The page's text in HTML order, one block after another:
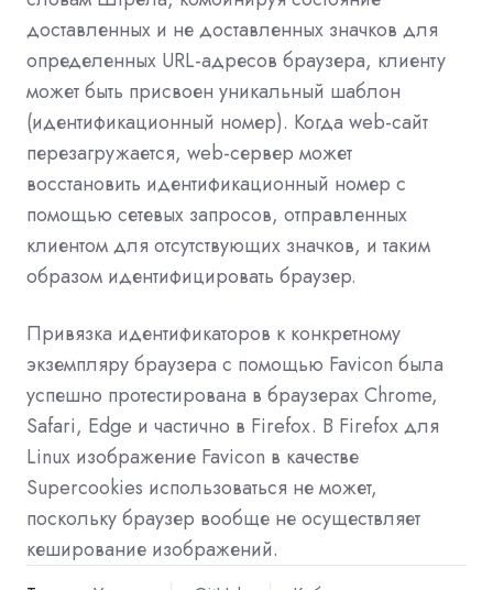
доставленных и не доставленных значков для
определенных URL-адресов браузера, клиенту
может быть присвоен уникальный шаблон
(идентификационный номер). Когда web-сайт
перезагружается, web-сервер может
восстановить идентификационный номер с
помощью сетевых запросов, отправленных
клиентом для отсутствующих значков, и таким
образом идентифицировать браузер.
Привязка идентификаторов к конкретному
экземпляру браузера с помощью Favicon была
успешно протестирована в браузерах Chrome,
Safari, Edge и частично в Firefox. В Firefox для
Linux изображение Favicon в качестве
Supercookies использоваться не может,
поскольку браузер вообще не осуществляет
кеширование изображений.